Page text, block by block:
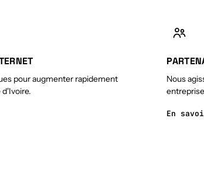
pour augmenter rapidement
Nous
En